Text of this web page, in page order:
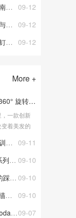
09-12
研
09-12
司
09-12
！
More +
智能美发加热器 360° 旋转发廊冷烫烘发机——美发新宠
一款创新
着美发的
这款烘发
了独特的
程...
09-11
09-10
链
09-10
》
09-10
09-07
来袭